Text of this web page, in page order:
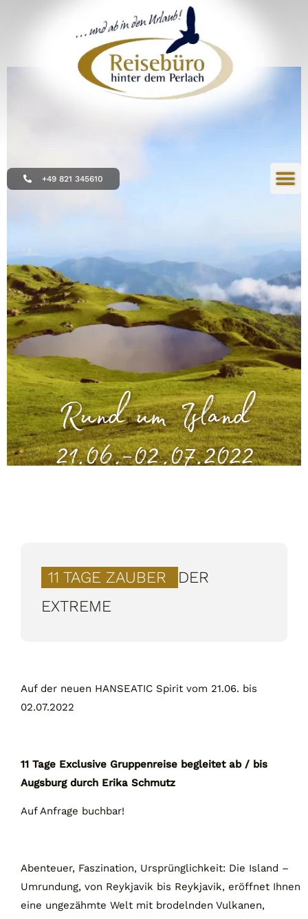
+49 821 345610
Rund um Island
21.06.-02.07.2022
11 TAGE ZAUBER
DER
EXTREME
Auf der neuen HANSEATIC Spirit vom 21.06. bis
02.07.2022
11 Tage Exclusive Gruppenreise begleitet ab / bis
Augsburg durch Erika Schmutz
Auf Anfrage buchbar!
Abenteuer, Faszination, Ursprünglichkeit: Die Island –
Umrundung, von Reykjavik bis Reykjavik, eröffnet Ihnen
eine ungezähmte Welt mit brodelnden Vulkanen,